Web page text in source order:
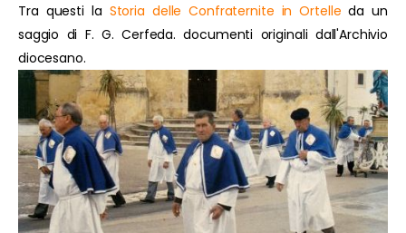
Tra questi la Storia delle Confraternite in Ortelle da un
saggio di F. G. Cerfeda. documenti originali dall'Archivio
diocesano.